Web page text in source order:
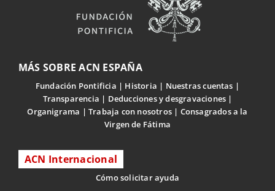
MÁS SOBRE ACN ESPAÑA
Fundación Pontificia Historia
Nuestras cuentas
Transparencia
Deducciones y desgravaciones
Organigrama
Trabaja con nosotros
Consagrados a la
Virgen de Fátima
ACN Internacional
Cómo solicitar ayuda